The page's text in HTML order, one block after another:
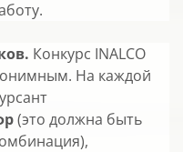
Конкурс INALCO
На каждой
(это должна быть